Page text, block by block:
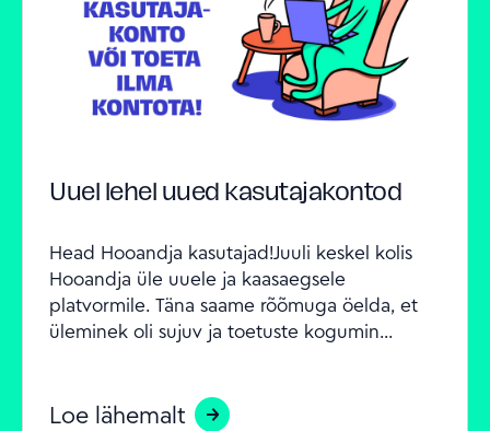
Uuel lehel uued kasutajakontod
Head Hooandja kasutajad!Juuli keskel kolis
Hooandja üle uuele ja kaasaegsele
platvormile. Täna saame rõõmuga öelda, et
üleminek oli sujuv ja toetuste kogumin...
Loe lähemalt